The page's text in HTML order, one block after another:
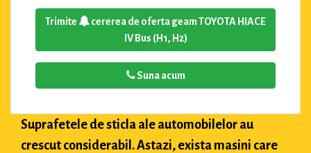
Trimite
cererea de oferta geam TOYOTA HIACE
IV Bus (H1, H2)
Suna acum
Suprafetele de sticla ale automobilelor au
crescut considerabil. Astazi, exista masini care